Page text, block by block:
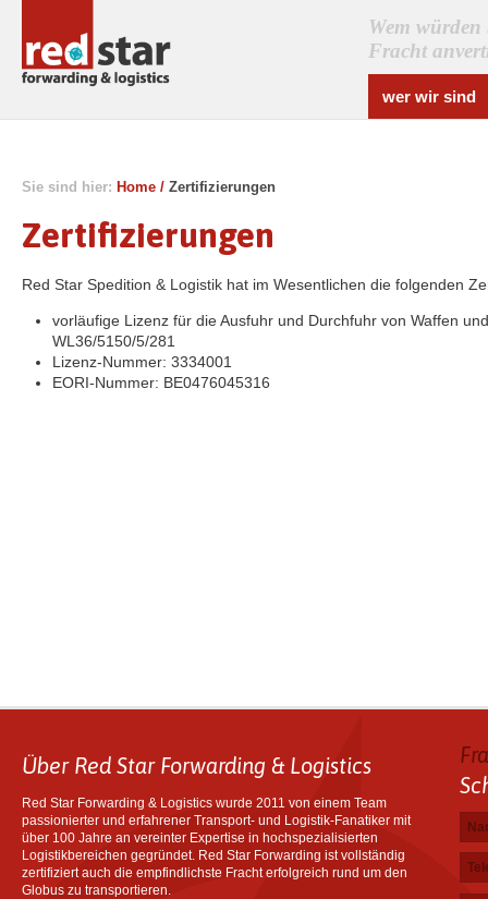
Wem
Fracht
wer wir sind
Sie sind hier: Home / Zertifizierungen
Zertifizierungen
Red Star Spedition & Logistik hat im Wesentlichen die folgenden
vorläufige Lizenz für die Ausfuhr und Durchfuhr von Waffen
WL36/5150/5/281
Lizenz-Nummer: 3334001
EORI-Nummer: BE0476045316
Über Red Star Forwarding & Logistics
Red Star Forwarding & Logistics wurde 2011 von einem Team
passionierter und erfahrener Transport- und Logistik-Fanatiker mit
über 100 Jahre an vereinter Expertise in hochspezialisierten
Logistikbereichen gegründet. Red Star Forwarding ist vollständig
zertifiziert auch die empfindlichste Fracht erfolgreich rund um den
Globus zu transportieren.
E-